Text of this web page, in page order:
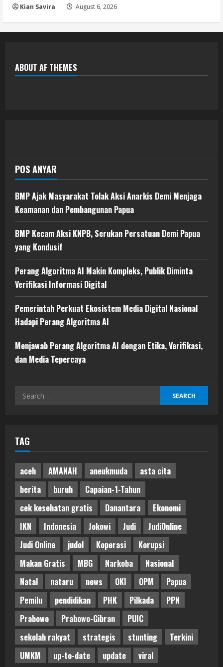
Kian Savira August 6, 2026
ABOUT AF THEMES
POS ANYAR
BMP Ajak Masyarakat Tolak Aksi Anarkis Demi Menjaga
Keamanan dan Pembangunan Papua
BMP Kecam Aksi KNPB, Serukan Persatuan Demi Papua
yang Kondusif
Perang Algoritma AI Makin Kompleks, Publik Diminta
Verifikasi Informasi Digital
Pemerintah Perkuat Ekosistem Media Digital Nasional
Hadapi Perang Algoritma AI
Menjawab Perang Algoritma AI dengan Etika, Verifikasi,
dan Media Tepercaya
Search
TAG
aceh AMANAH aneukmuda
asta cita
berita
buruh
Capaian-1-Tahun
cek kesehatan gratis
Danantara
Ekonomi
IKN
Indonesia Jokowi Judi
JudiOnline
Judi Online
judol Koperasi
Korupsi
Makan Gratis
MBG Narkoba
Nasional
Natal
nataru news OKI OPM
Papua
Pemilu
pendidikan PHK Pilkada
PPN
Prabowo
Prabowo-Gibran
PUIC
sekolah rakyat
strategis stunting
Terkini
UMKM
up-to-date update viral